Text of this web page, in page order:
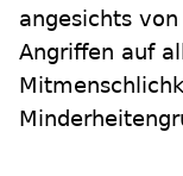
angesichts
Angriffen auf